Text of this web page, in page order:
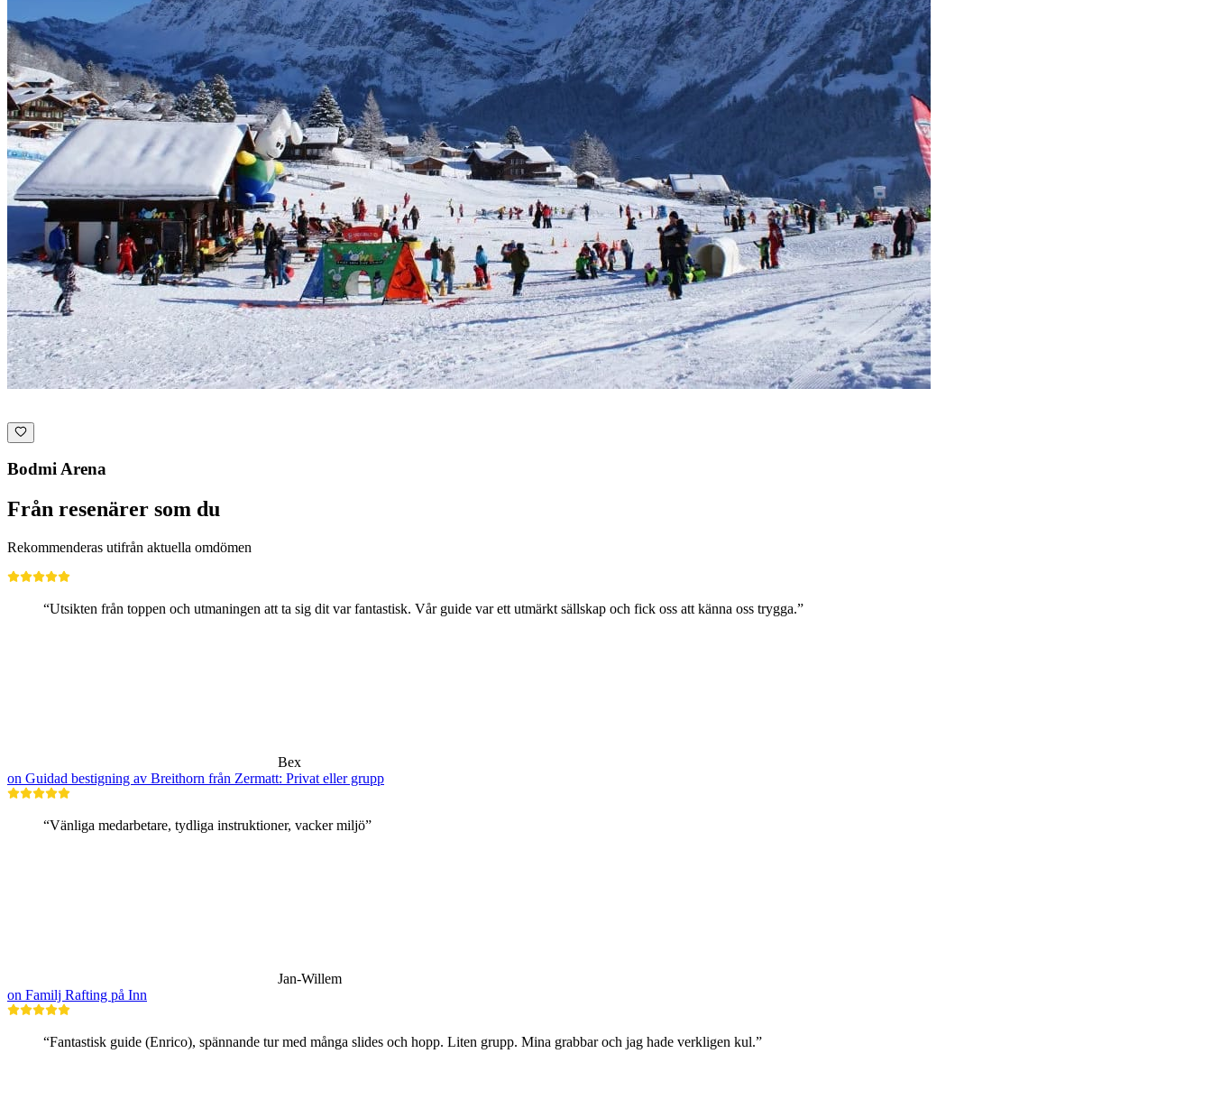
Bodmi Arena
Från resenärer som du
Rekommenderas utifrån aktuella omdömen
“Utsikten från toppen och utmaningen att ta sig dit var fantastisk. Vår guide var ett utmärkt sällskap och fick oss att känna oss trygga.”
Bex
on Guidad bestigning av Breithorn från Zermatt: Privat eller grupp
“Vänliga medarbetare, tydliga instruktioner, vacker miljö”
Jan-Willem
on Familj Rafting på Inn
“Fantastisk guide (Enrico), spännande tur med många slides och hopp. Liten grupp. Mina grabbar och jag hade verkligen kul.”